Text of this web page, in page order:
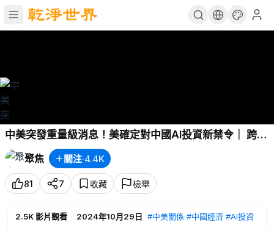
中美突發重量級消息！美確定對中國AI投資新禁令｜ 跨國
企業用腳投票 加速縮減在華業務【財經慧眼】
聚焦
關注·4.4K
81 7 收藏 檢舉
2.5K影片觀看 · 2024年10月29日 #中美關係 #中國經濟 #AI投資